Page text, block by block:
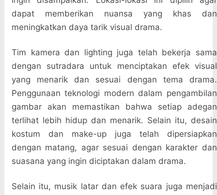
dapat memberikan nuansa yang khas dan
meningkatkan daya tarik visual drama.
Tim kamera dan lighting juga telah bekerja sama
dengan sutradara untuk menciptakan efek visual
yang menarik dan sesuai dengan tema drama.
Penggunaan teknologi modern dalam pengambilan
gambar akan memastikan bahwa setiap adegan
terlihat lebih hidup dan menarik. Selain itu, desain
kostum dan make-up juga telah dipersiapkan
dengan matang, agar sesuai dengan karakter dan
suasana yang ingin diciptakan dalam drama.
Selain itu, musik latar dan efek suara juga menjadi